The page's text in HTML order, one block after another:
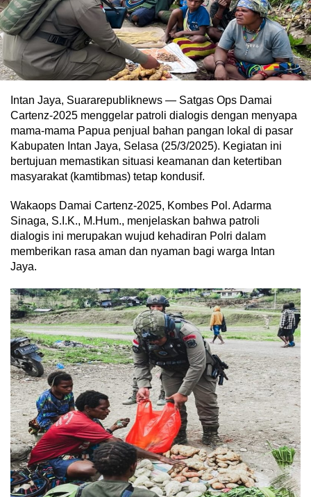
Intan Jaya, Suararepubliknews — Satgas Ops Damai
Cartenz-2025 menggelar patroli dialogis dengan menyapa
mama-mama Papua penjual bahan pangan lokal di pasar
Kabupaten Intan Jaya, Selasa (25/3/2025). Kegiatan ini
bertujuan memastikan situasi keamanan dan ketertiban
masyarakat (kamtibmas) tetap kondusif.
Wakaops Damai Cartenz-2025, Kombes Pol. Adarma
Sinaga, S.I.K., M.Hum., menjelaskan bahwa patroli
dialogis ini merupakan wujud kehadiran Polri dalam
memberikan rasa aman dan nyaman bagi warga Intan
Jaya.